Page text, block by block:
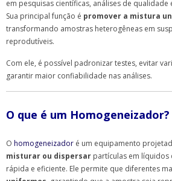
em pesquisas científicas, análises de
Sua principal função é promover a mistura
transformando amostras heterogêneas em
reprodutíveis.
Com ele, é possível padronizar testes, evitar
garantir maior confiabilidade nas análises.
O que é um Homogeneizador?
O homogeneizador é um equipamento
misturar ou dispersar partículas em líquidos
rápida e eficiente. Ele permite que diferentes